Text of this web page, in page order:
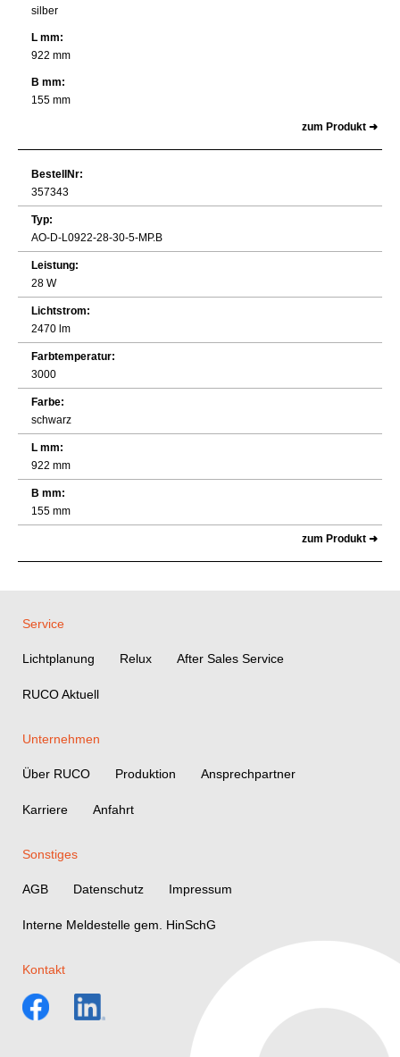
silber
L mm:
922 mm
B mm:
155 mm
zum Produkt ➜
BestellNr:
357343
Typ:
AO-D-L0922-28-30-5-MP.B
Leistung:
28 W
Lichtstrom:
2470 lm
Farbtemperatur:
3000
Farbe:
schwarz
L mm:
922 mm
B mm:
155 mm
zum Produkt ➜
Service
Lichtplanung Relux After Sales Service
RUCO Aktuell
Unternehmen
Über RUCO Produktion Ansprechpartner
Karriere Anfahrt
Sonstiges
AGB Datenschutz Impressum
Interne Meldestelle gem. HinSchG
Kontakt